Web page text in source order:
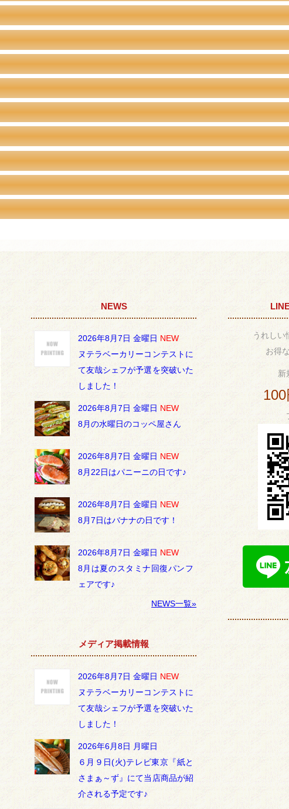
NEWS
2026年8月7日 金曜日 NEW
ヌテラベーカリーコンテストに
て友哉シェフが予選を突破いた
しました！
2026年8月7日 金曜日 NEW
8月の水曜日のコッペ屋さん
2026年8月7日 金曜日 NEW
8月22日はパニーニの日です♪
2026年8月7日 金曜日 NEW
8月7日はバナナの日です！
2026年8月7日 金曜日 NEW
8月は夏のスタミナ回復パンフ
ェアです♪
NEWS一覧»
メディア掲載情報
2026年8月7日 金曜日 NEW
ヌテラベーカリーコンテストに
て友哉シェフが予選を突破いた
しました！
2026年6月8日 月曜日
６月９日(火)テレビ東京『紙と
さまぁ～ず』にて当店商品が紹
介される予定です♪
うれしい
お得
新